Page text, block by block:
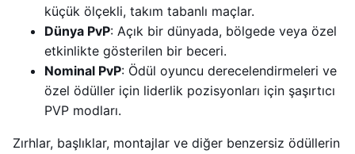
küçük ölçekli, takım tabanlı maçlar.
Dünya PvP: Açık bir dünyada, bölgede veya özel
etkinlikte gösterilen bir beceri.
Nominal PvP: Ödül oyuncu derecelendirmeleri ve
özel ödüller için liderlik pozisyonları için şaşırtıcı
PVP modları.
Zırhlar, başlıklar, montajlar ve diğer benzersiz ödüllerin